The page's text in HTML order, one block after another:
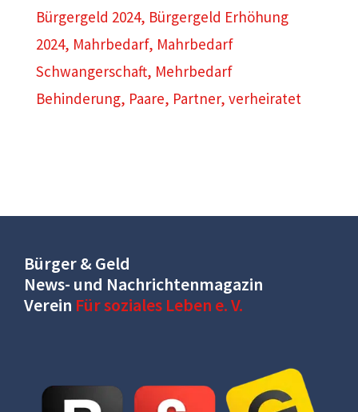
Bürgergeld 2024, Bürgergeld Erhöhung
2024, Mahrbedarf, Mahrbedarf
Schwangerschaft, Mehrbedarf
Behinderung, Paare, Partner, verheiratet
Bürger & Geld
News- und Nachrichtenmagazin
Verein Für soziales Leben e. V.